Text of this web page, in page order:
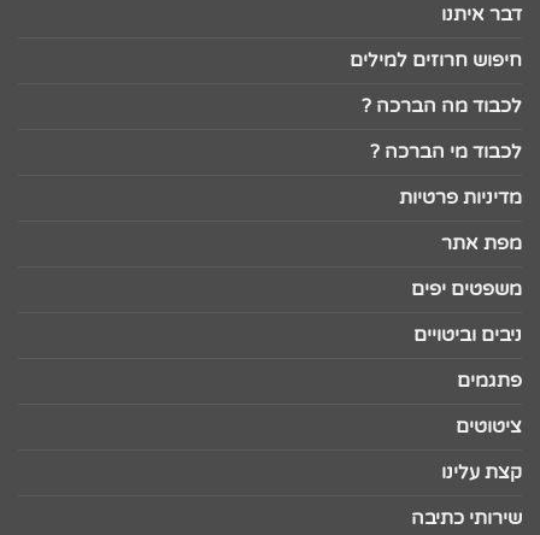
דבר איתנו
חיפוש חרוזים למילים
לכבוד מה הברכה ?
לכבוד מי הברכה ?
מדיניות פרטיות
מפת אתר
משפטים יפים
ניבים וביטויים
פתגמים
ציטוטים
קצת עלינו
שירותי כתיבה